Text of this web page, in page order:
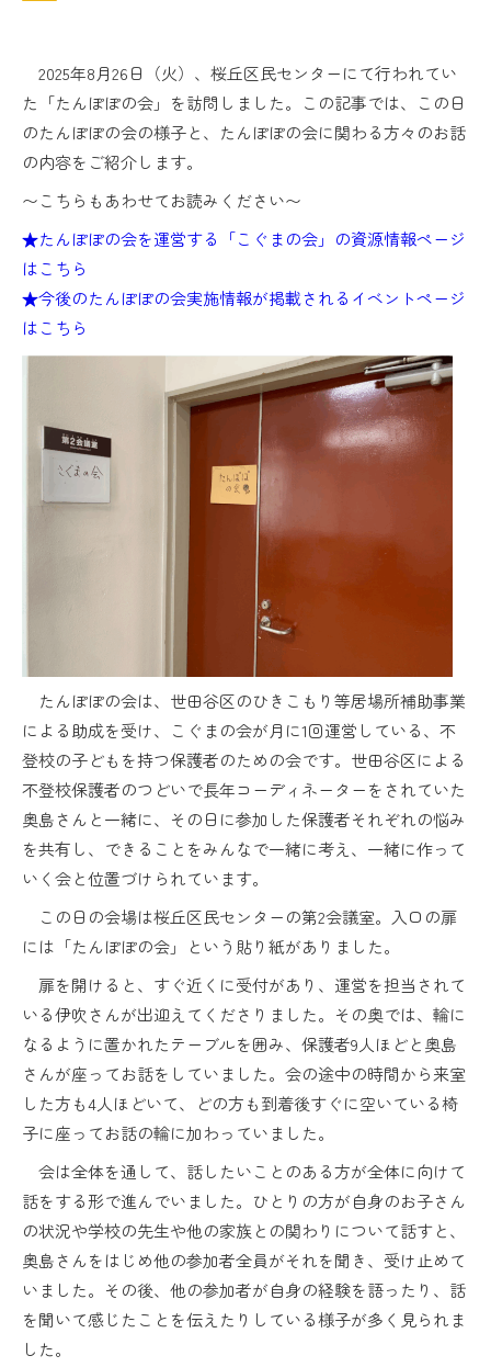
2025年8月26日（火）、桜丘区民センターにて行われてい
た「たんぽぽの会」を訪問しました。この記事では、この日
のたんぽぽの会の様子と、たんぽぽの会に関わる方々のお話
の内容をご紹介します。
〜こちらもあわせてお読みください〜
★たんぽぽの会を運営する「こぐまの会」の資源情報ページ
はこちら
★今後のたんぽぽの会実施情報が掲載されるイベントページ
はこちら
たんぽぽの会は、世田谷区のひきこもり等居場所補助事業
による助成を受け、こぐまの会が月に1回運営している、不
登校の子どもを持つ保護者のための会です。世田谷区による
不登校保護者のつどいで長年コーディネーターをされていた
奥島さんと一緒に、その日に参加した保護者それぞれの悩み
を共有し、できることをみんなで一緒に考え、一緒に作って
いく会と位置づけられています。
この日の会場は桜丘区民センターの第2会議室。入口の扉
には「たんぽぽの会」という貼り紙がありました。
扉を開けると、すぐ近くに受付があり、運営を担当されて
いる伊吹さんが出迎えてくださりました。その奥では、輪に
なるように置かれたテーブルを囲み、保護者9人ほどと奥島
さんが座ってお話をしていました。会の途中の時間から来室
した方も4人ほどいて、どの方も到着後すぐに空いている椅
子に座ってお話の輪に加わっていました。
会は全体を通して、話したいことのある方が全体に向けて
話をする形で進んでいました。ひとりの方が自身のお子さん
の状況や学校の先生や他の家族との関わりについて話すと、
奥島さんをはじめ他の参加者全員がそれを聞き、受け止めて
いました。その後、他の参加者が自身の経験を語ったり、話
を聞いて感じたことを伝えたりしている様子が多く見られま
した。